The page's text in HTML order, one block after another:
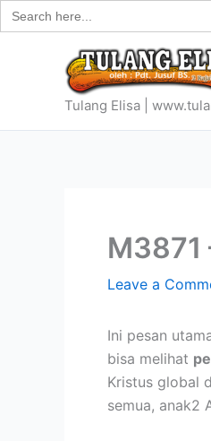
Search
for:
Skip
to
Tulang Elisa |
M3871
Leave a
Ini pesan
bisa melihat
Kristus global
semua, anak2